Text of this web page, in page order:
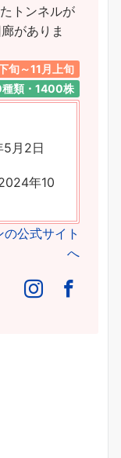
トンネルが
がありま
旬～11月上旬
類・1400株
5月2日
年10
公式サイト
へ